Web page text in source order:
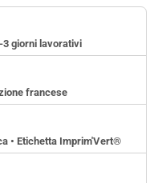
3 giorni lavorativi
francese
• Etichetta Imprim'Vert®